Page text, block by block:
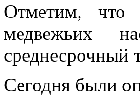
Отметим, что
медвежьих
среднесрочный
Сегодня были